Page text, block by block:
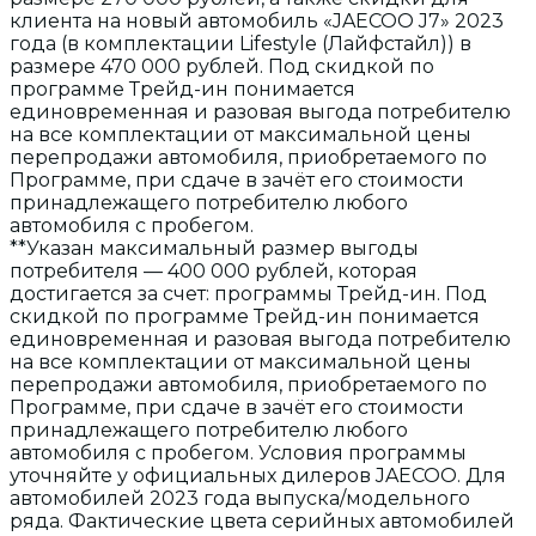
клиента на новый автомобиль «JAECOO J7» 2023
года (в комплектации Lifestyle (Лайфстайл)) в
размере 470 000 рублей. Под скидкой по
программе Трейд-ин понимается
единовременная и разовая выгода потребителю
на все комплектации от максимальной цены
перепродажи автомобиля, приобретаемого по
Программе, при сдаче в зачёт его стоимости
принадлежащего потребителю любого
автомобиля с пробегом.
**Указан максимальный размер выгоды
потребителя — 400 000 рублей, которая
достигается за счет: программы Трейд-ин. Под
скидкой по программе Трейд-ин понимается
единовременная и разовая выгода потребителю
на все комплектации от максимальной цены
перепродажи автомобиля, приобретаемого по
Программе, при сдаче в зачёт его стоимости
принадлежащего потребителю любого
автомобиля с пробегом. Условия программы
уточняйте у официальных дилеров JAECOO. Для
автомобилей 2023 года выпуска/модельного
ряда. Фактические цвета серийных автомобилей